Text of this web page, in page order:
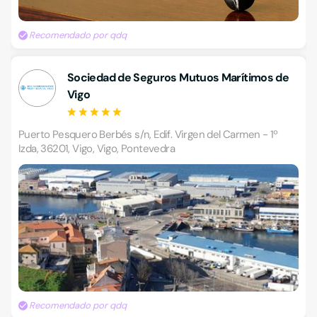
Recomendado por qdq
Sociedad de Seguros Mutuos Marítimos de
Vigo
Puerto Pesquero Berbés s/n, Edif. Virgen del Carmen - 1º
Izda, 36201, Vigo, Vigo, Pontevedra
Recomendado por qdq